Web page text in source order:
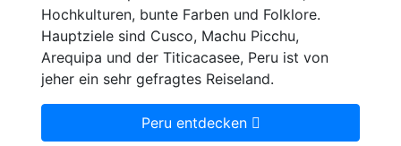
Hochkulturen, bunte Farben und Folklore.
Hauptziele sind Cusco, Machu Picchu,
Arequipa und der Titicacasee, Peru ist von
jeher ein sehr gefragtes Reiseland.
Peru entdecken